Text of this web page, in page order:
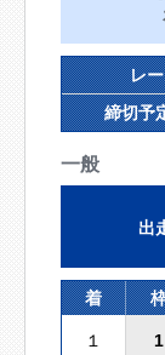
レ
締切予
一般
出
着
１ 1